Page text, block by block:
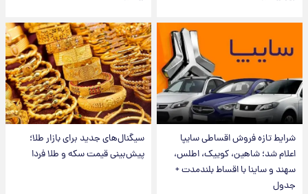
شرایط تازه فروش اقساطی سایپا
اعلام شد؛ شاهین، کوییک، اطلس،
سهند و ساینا با اقساط بلندمدت +
جدول
سیگنال‌های جدید برای بازار طلا؛
پیش‌بینی قیمت سکه و طلا فردا